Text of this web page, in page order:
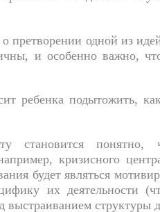
претворении одной из
и особенно важно,
ребенка подытожить,
становится понятно,
кризисного
будет являться
их деятельности
выстраиванием